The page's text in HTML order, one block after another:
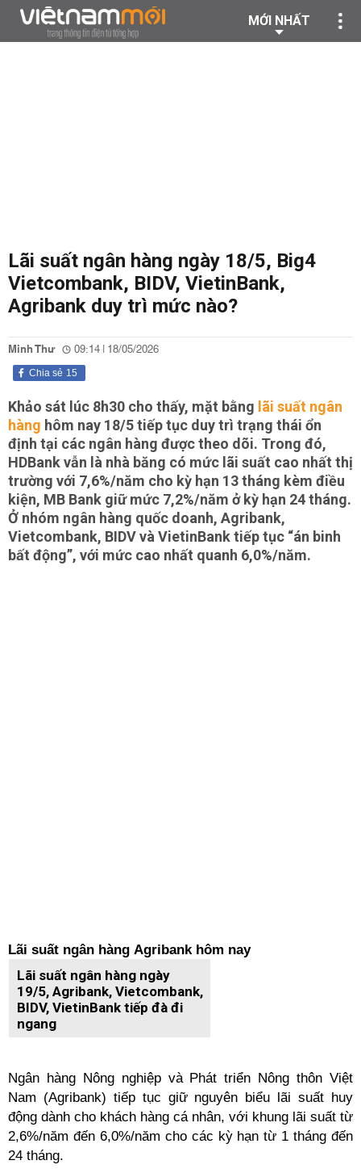
MỚI NHẤT
Lãi suất ngân hàng ngày 18/5, Big4
Vietcombank, BIDV, VietinBank,
Agribank duy trì mức nào?
Minh Thư 09:14 | 18/05/2026
15
Chia sẻ
Khảo sát lúc 8h30 cho thấy, mặt bằng lãi suất ngân
hàng hôm nay 18/5 tiếp tục duy trì trạng thái ổn
định tại các ngân hàng được theo dõi. Trong đó,
HDBank vẫn là nhà băng có mức lãi suất cao nhất thị
trường với 7,6%/năm cho kỳ hạn 13 tháng kèm điều
kiện, MB Bank giữ mức 7,2%/năm ở kỳ hạn 24 tháng.
Ở nhóm ngân hàng quốc doanh, Agribank,
Vietcombank, BIDV và VietinBank tiếp tục “án binh
bất động”, với mức cao nhất quanh 6,0%/năm.
Lãi suất ngân hàng Agribank hôm nay
Lãi suất ngân hàng ngày
19/5, Agribank, Vietcombank,
BIDV, VietinBank tiếp đà đi
ngang
Ngân hàng Nông nghiệp và Phát triển Nông thôn Việt
Nam (Agribank) tiếp tục giữ nguyên biểu lãi suất huy
động dành cho khách hàng cá nhân, với khung lãi suất từ
2,6%/năm đến 6,0%/năm cho các kỳ hạn từ 1 tháng đến
24 tháng.